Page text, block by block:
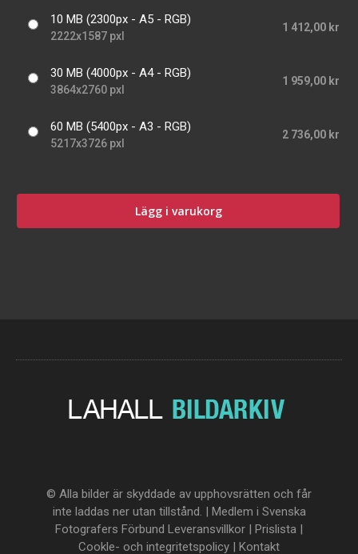
10 MB (2300px - A5 - RGB)
2222x1587 pxl
1 412,00 kr
30 MB (4000px - A4 - RGB)
3864x2760 pxl
1 959,00 kr
60 MB (5400px - A3 - RGB)
5217x3726 pxl
2 736,00 kr
Lägg i varukorg
© Alla bilder är skyddade av upphovsrätten och får
inte laddas ner utan tillstånd. | Medlem i Svenska
Fotografers Förbund Leveransvillkor | Prislista |
Cookle- och integritetspolicy | Kontakt